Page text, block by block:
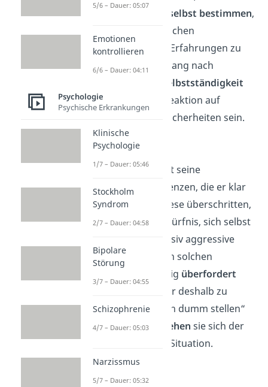
die Person alles
selbst bestimmen,
um sich vor ähnlichen
unangenehmen Erfahrungen zu
schützen. Der Drang nach
Selbstständigkeit
kann also eine Reaktion auf
vergangene Unsicherheiten sein.
Selbstschutz
Jeder Mensch hat seine
persönlichen Grenzen, die er klar
setzt. Werden diese überschritten,
entsteht das Bedürfnis, sich selbst
. Passiv aggressive
Menschen sind in solchen
Situationen häufig überfordert
und greifen dafür deshalb zu
Taktiken wie „sich dumm stellen“
zurück. Soentziehen sie sich der
unangenehmen Situation.
Anerkennung
5/6 – Dauer: 05:07
Emotionen
kontrollieren
6/6 – Dauer: 04:11
Psychologie
Psychische Erkrankungen
Klinische
Psychologie
1/7 – Dauer: 05:46
Stockholm
Syndrom
2/7 – Dauer: 04:58
Bipolare
Störung
3/7 – Dauer: 04:55
Schizophrenie
4/7 – Dauer: 05:03
Narzissmus
5/7 – Dauer: 05:32